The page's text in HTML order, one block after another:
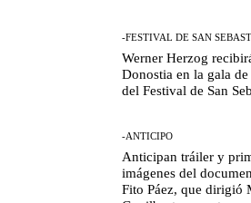
-FESTIVAL DE SAN
Werner Herzog
Donostia en la gala de
del Festival de San
-ANTICIPO
Anticipan tráiler y
imágenes del
Fito Páez, que dirigió